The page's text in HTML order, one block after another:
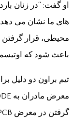
او گفت: “در زنان
های ما نشان می دهد
باعث شود که
تیم براون دو دلیل
گرفتن در معرض PCB مادران نبودند.